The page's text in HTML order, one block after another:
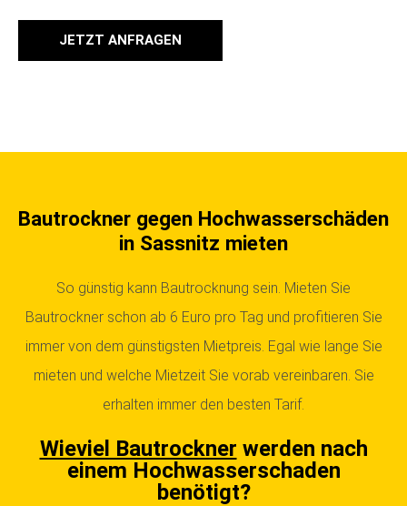
JETZT ANFRAGEN
Bautrockner gegen Hochwasserschäden
in Sassnitz mieten
So günstig kann Bautrocknung sein. Mieten Sie
Bautrockner schon ab 6 Euro pro Tag und profitieren Sie
immer von dem günstigsten Mietpreis. Egal wie lange Sie
mieten und welche Mietzeit Sie vorab vereinbaren. Sie
erhalten immer den besten Tarif.
Wieviel Bautrockner werden nach
einem Hochwasserschaden
benötigt?